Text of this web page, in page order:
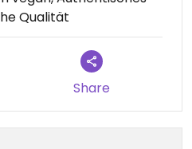
mit allem für ein bis
aber trotzdem
Qualität
Share